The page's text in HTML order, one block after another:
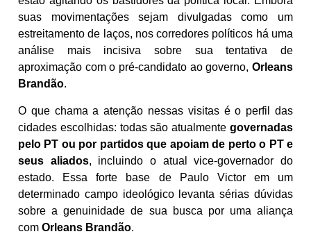
suas movimentações sejam divulgadas como um
estreitamento de laços, nos corredores políticos há uma
análise mais incisiva sobre sua tentativa de
aproximação com o pré-candidato ao governo, Orleans
Brandão.
O que chama a atenção nessas visitas é o perfil das
cidades escolhidas: todas são atualmente governadas
pelo PT ou por partidos que apoiam de perto o PT e
seus aliados, incluindo o atual vice-governador do
estado. Essa forte base de Paulo Victor em um
determinado campo ideológico levanta sérias dúvidas
sobre a genuinidade de sua busca por uma aliança
com Orleans Brandão.